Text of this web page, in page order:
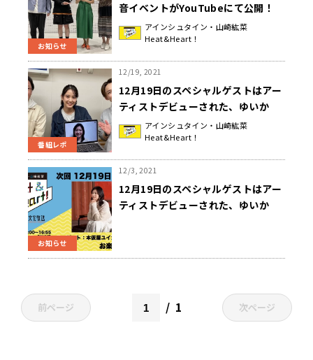
お知らせ
音イベントがYouTubeにて公開！
『アインシュタイン・山崎紘菜
Heat&Heart!』
アインシュタイン・山崎紘菜
Heat&Heart！
番組レポ
12/19, 2021
12月19日のスペシャルゲストはアー
ティストデビューされた、ゆいか
（本仮屋ユイカ）さんが登場！！デ
ビューのきっかけはYouTube！『ア
Heat&Heart!』
アインシュタイン・山崎紘菜
Heat&Heart！
お知らせ
12/3, 2021
12月19日のスペシャルゲストはアー
ティストデビューされた、ゆいか
前ページ 1 次ページ